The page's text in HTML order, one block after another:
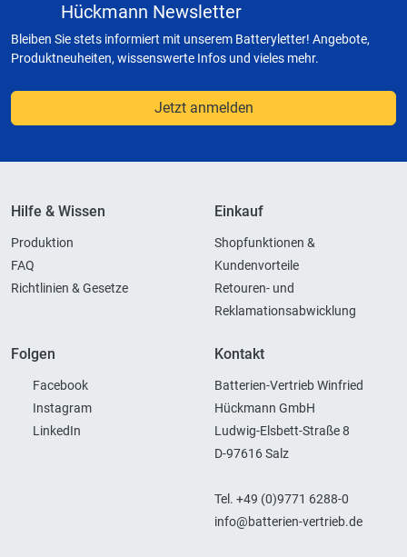
Hückmann Newsletter
Bleiben Sie stets informiert mit unserem Batteryletter! Angebote,
Produktneuheiten, wissenswerte Infos und vieles mehr.
Jetzt anmelden
Hilfe & Wissen
Produktion
FAQ
Richtlinien & Gesetze
Einkauf
Shopfunktionen &
Kundenvorteile
Retouren- und
Reklamationsabwicklung
Folgen
Facebook
Instagram
LinkedIn
Kontakt
Batterien-Vertrieb Winfried
Hückmann GmbH
Ludwig-Elsbett-Straße 8
D-97616 Salz
Tel. +49 (0)9771 6288-0
info@batterien-vertrieb.de